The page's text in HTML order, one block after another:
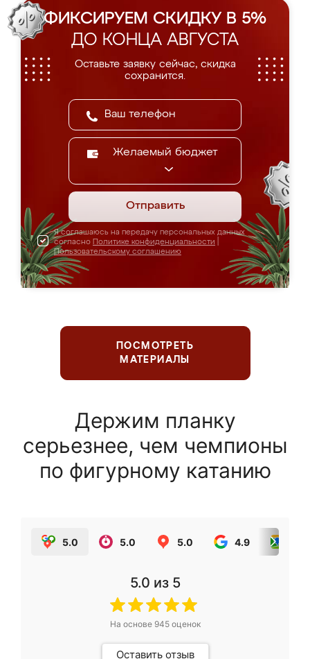
ФИКСИРУЕМ СКИДКУ В 5%
ДО КОНЦА АВГУСТА
Оставьте заявку сейчас, скидка
сохранится.
Желаемый бюджет
Отправить
Я соглашаюсь на передачу персональных данных
согласно Политике конфиденциальности
Пользовательскому соглашению
ПОСМОТРЕТЬ
МАТЕРИАЛЫ
Держим планку
серьезнее, чем чемпионы
по фигурному катанию
5.0 5.0 5.0 4.9
5.0 из 5
На основе 945оценок
Оставить отзыв